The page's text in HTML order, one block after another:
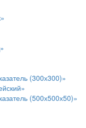
(300х300)»
(500х500х50)»